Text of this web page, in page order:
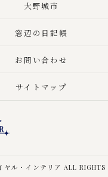
大野城市
窓辺の日記帳
お問い合わせ
サイトマップ
ヤル・インテリア ALL RIGHTS